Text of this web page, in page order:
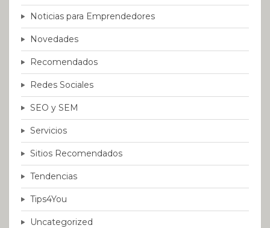
Noticias para Emprendedores
Novedades
Recomendados
Redes Sociales
SEO y SEM
Servicios
Sitios Recomendados
Tendencias
Tips4You
Uncategorized